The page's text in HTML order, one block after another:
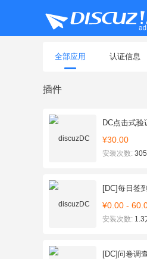
全部应用 认证信息
插件
DC点击式验
¥30.00
安装次数:
[DC]每日签到
¥0.00 -
安装次数: 1.3
[DC]问卷调